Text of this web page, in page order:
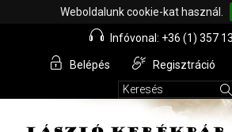
Weboldalunk cookie-kat használ.
Infóvonal: +36 (1) 357
Belépés Regisztráció